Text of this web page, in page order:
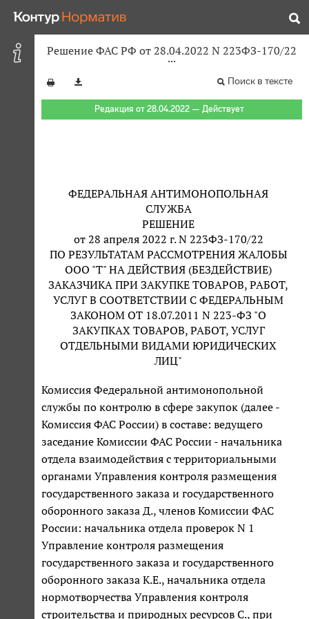
Решение ФАС РФ от 28.04.2022 N 223ФЗ-170/22
Поиск в тексте
Редакция от 28.04.2022 — Действует
ФЕДЕРАЛЬНАЯ АНТИМОНОПОЛЬНАЯ
СЛУЖБА
РЕШЕНИЕ
от 28 апреля 2022 г. N 223ФЗ-170/22
ПО РЕЗУЛЬТАТАМ РАССМОТРЕНИЯ ЖАЛОБЫ
ООО "Т" НА ДЕЙСТВИЯ (БЕЗДЕЙСТВИЕ)
ЗАКАЗЧИКА ПРИ ЗАКУПКЕ ТОВАРОВ, РАБОТ,
УСЛУГ В СООТВЕТСТВИИ С ФЕДЕРАЛЬНЫМ
ЗАКОНОМ ОТ 18.07.2011 N 223-ФЗ "О
ЗАКУПКАХ ТОВАРОВ, РАБОТ, УСЛУГ
ОТДЕЛЬНЫМИ ВИДАМИ ЮРИДИЧЕСКИХ
ЛИЦ"
Комиссия Федеральной антимонопольной
службы по контролю в сфере закупок (далее -
Комиссия ФАС России) в составе: ведущего
заседание Комиссии ФАС России - начальника
отдела взаимодействия с территориальными
органами Управления контроля размещения
государственного заказа и государственного
оборонного заказа Д., членов Комиссии ФАС
России: начальника отдела проверок N 1
Управление контроля размещения
государственного заказа и государственного
оборонного заказа К.Е., начальника отдела
нормотворчества Управления контроля
строительства и природных ресурсов С., при